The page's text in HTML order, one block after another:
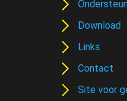
Download
Links
Contact
Site voor